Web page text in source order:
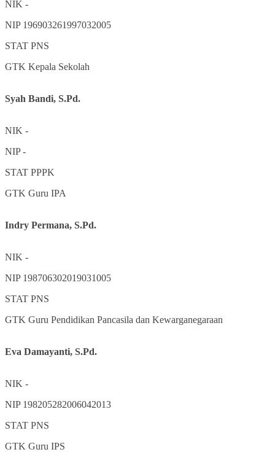
NIK -
NIP 196903261997032005
STAT PNS
GTK Kepala Sekolah
Syah Bandi, S.Pd.
NIK -
NIP-
STAT PPPK
GTK Guru IPA
Indry Permana, S.Pd.
NIK -
NIP 198706302019031005
STAT PNS
GTK Guru Pendidikan Pancasila dan Kewarganegaraan
Eva Damayanti, S.Pd.
NIK -
NIP 198205282006042013
STAT PNS
GTK Guru IPS